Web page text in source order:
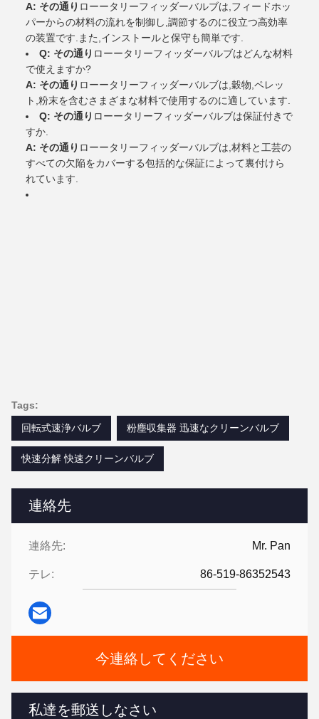
連絡先
連絡先: Mr. Pan
テレ: 86-519-86352543
今連絡してください
私達を郵送しなさい
A: その通り ローータリーフィッダーバルブは,フィードホッ
パーからの材料の流れを制御し,調節するのに役立つ高効率
の装置です.また,インストールと保守も簡単です.
Q: その通り ローータリーフィッダーバルブはどんな材料
で使えますか?
A: その通り ローータリーフィッダーバルブは,穀物,ペレッ
ト,粉末を含むさまざまな材料で使用するのに適しています.
Q: その通り ローータリーフィッダーバルブは保証付きで
すか.
A: その通り ローータリーフィッダーバルブは,材料と工芸の
すべての欠陥をカバーする包括的な保証によって裏付けら
れています.
Tags:
回転式速浄バルブ
粉塵収集器 迅速なクリーンバルブ
快速分解 快速クリーンバルブ